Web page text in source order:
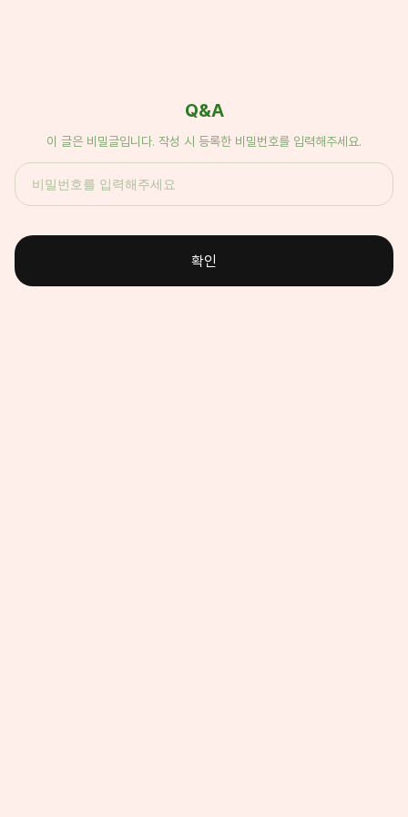
Q&A
이 글은 비밀글입니다. 작성 시 등록한 비밀번호를 입력해주세요.
확인